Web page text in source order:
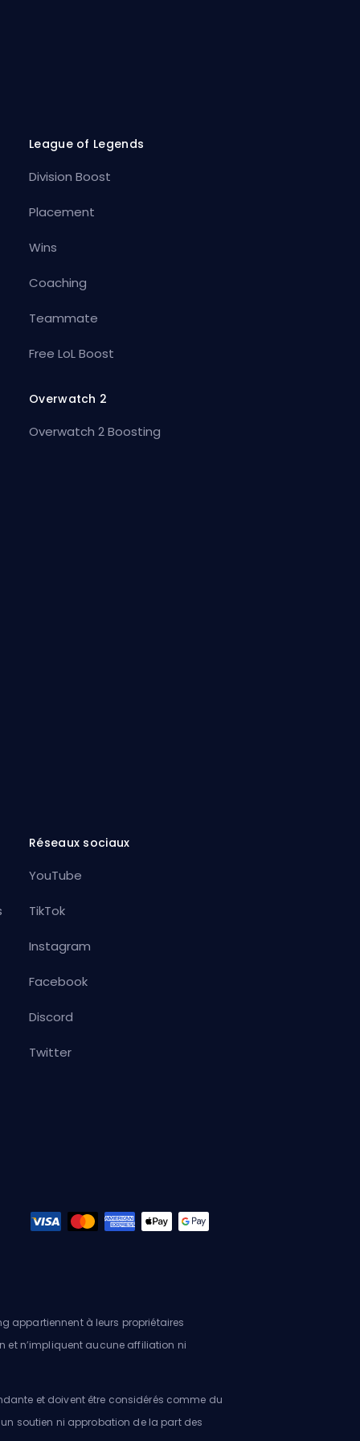
League of Legends
Division Boost
Placement
Wins
Coaching
Teammate
Free LoL Boost
Overwatch 2
Overwatch 2 Boosting
Réseaux sociaux
YouTube
TikTok
Instagram
Facebook
Discord
Twitter
appartiennent à leurs propriétaires
et n’impliquent aucune affiliation ni
et doivent être considérés comme du
soutien ni approbation de la part des